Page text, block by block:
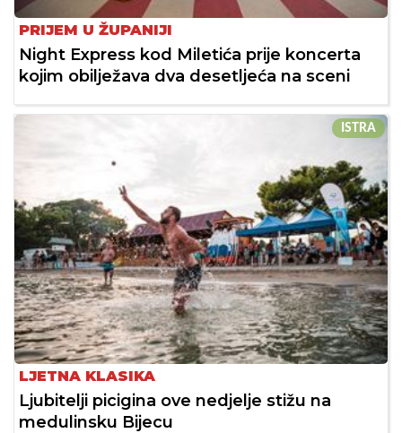
PRIJEM U ŽUPANIJI
Night Express kod Miletića prije koncerta
kojim obilježava dva desetljeća na sceni
ISTRA
LJETNA KLASIKA
Ljubitelji picigina ove nedjelje stižu na
medulinsku Bijecu